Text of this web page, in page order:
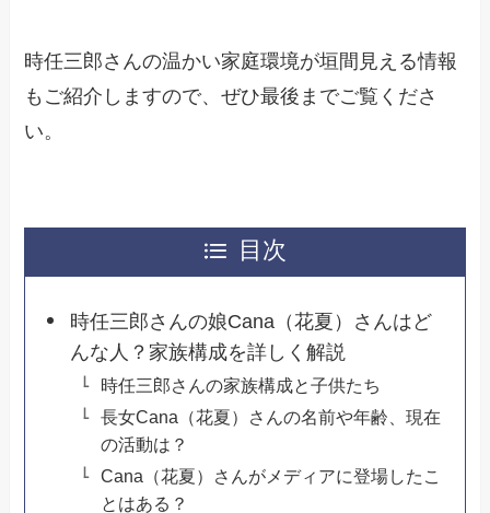
時任三郎さんの温かい家庭環境が垣間見える情報
もご紹介しますので、ぜひ最後までご覧くださ
い。
目次
時任三郎さんの娘Cana（花夏）さんはど
んな人？家族構成を詳しく解説
時任三郎さんの家族構成と子供たち
長女Cana（花夏）さんの名前や年齢、現在
の活動は？
Cana（花夏）さんがメディアに登場したこ
とはある？